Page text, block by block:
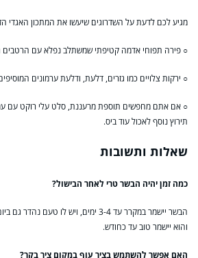
מגיע לכם לדעת על השדרוגים שיעשו את המתכון האגדי
○ פירה תפוחי אדמה קטיפתי שמשתלב נפלא עם
○ ירקות צלויים כמו גזרים, דלעת, ודלעת ערמונים
○ אם אתם מחפשים תוספת מרעננת, סלט עלי רוקט עם
תירוץ נוסף לאכול עוד ביס.
שאלות ותשובות
כמה זמן יהיה הבשר טרי לאחר הבישול?
הבשר יישמר במקרר עד 3-4 ימים, ויש לו
והוא יישמר טוב עד כחודש.
האם אפשר להשתמש בציר עוף במקום ציר בקר?